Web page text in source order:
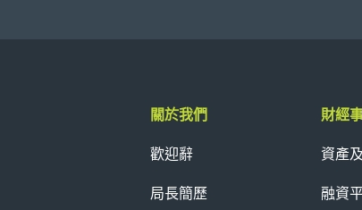
關於我們
歡迎辭
局長簡歷
財經
資產
融資